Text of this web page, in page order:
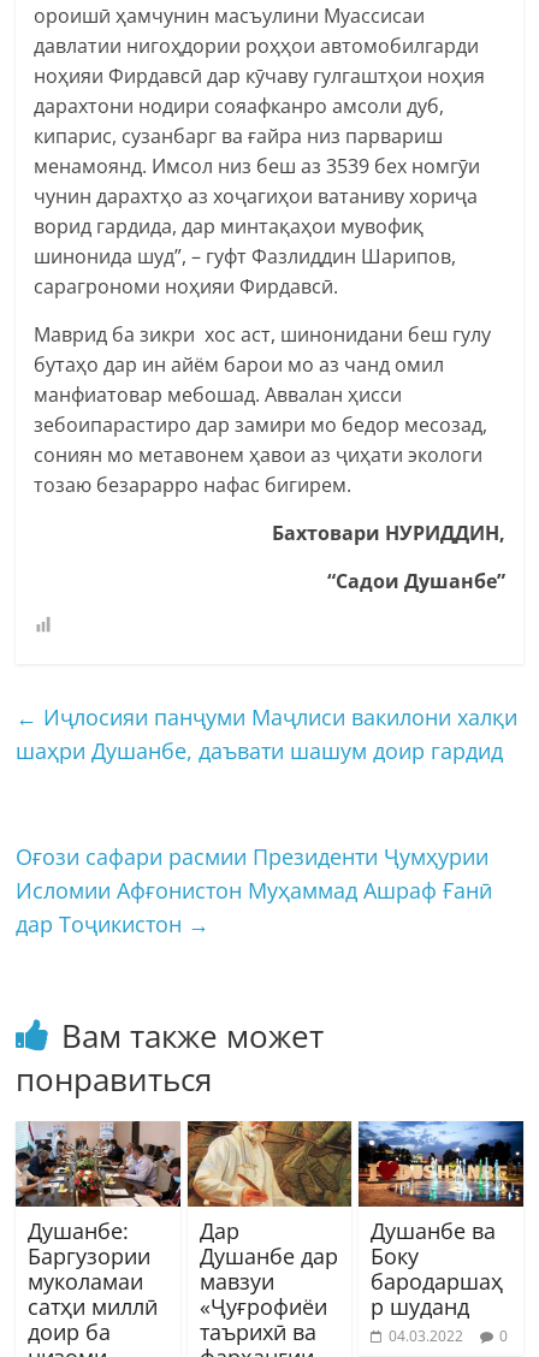
ороишӣ ҳамчунин масъулини Муассисаи
давлатии нигоҳдории роҳҳои автомобилгарди
ноҳияи Фирдавсӣ дар кӯчаву гулгаштҳои ноҳия
дарахтони нодири сояафканро амсоли дуб,
кипарис, сузанбарг ва ғайра низ парвариш
менамоянд. Имсол низ беш аз 3539 бех номгӯи
чунин дарахтҳо аз хоҷагиҳои ватаниву хориҷа
ворид гардида, дар минтақаҳои мувофиқ
шинонида шуд”, – гуфт Фазлиддин Шарипов,
сарагрономи ноҳияи Фирдавсӣ.
Маврид ба зикри хос аст, шинонидани беш гулу
бутаҳо дар ин айём барои мо аз чанд омил
манфиатовар мебошад. Аввалан ҳисси
зебоипарастиро дар замири мо бедор месозад,
сониян мо метавонем ҳавои аз ҷиҳати экологи
тозаю безарарро нафас бигирем.
Бахтовари НУРИДДИН,
“Садои Душанбе”
← Иҷлосияи панҷуми Маҷлиси вакилони халқи
шаҳри Душанбе, даъвати шашум доир гардид
Оғози сафари расмии Президенти Ҷумҳурии
Исломии Афғонистон Муҳаммад Ашраф Ғанӣ
дар Тоҷикистон →
Вам также может
понравиться
Душанбе:
Баргузории
муколамаи
сатҳи миллӣ
доир ба
Дар
Душанбе дар
мавзуи
«Ҷуғрофиёи
таърихӣ ва
Душанбе ва
Боку
бародаршаҳ
р шуданд
04.03.2022 0